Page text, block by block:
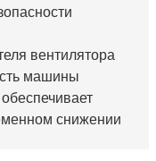
вентилятора
машины
снижении